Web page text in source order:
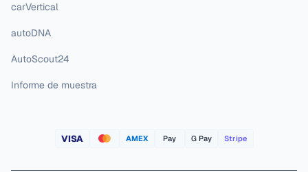
carVertical
autoDNA
AutoScout24
Informe de muestra
VISA AMEX Pay G Pay Stripe